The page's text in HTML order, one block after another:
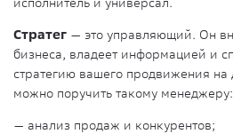
Стратег — это управляющий. Он
бизнеса, владеет информацией и
стратегию вашего продвижения на
можно поручить такому менеджеру:
— анализ продаж и конкурентов;